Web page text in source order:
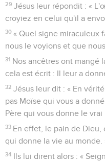
29 Jésus leur répondit : «
croyiez en celui qu'il a
30 « Quel signe miraculeux
nous le voyions et que
31 Nos ancêtres ont mangé
cela est écrit : Il leur a
32 Jésus leur dit : « En
pas Moïse qui vous a
Père qui vous donne le vrai
33 En effet, le pain de
qui donne la vie au monde.
34 Ils lui dirent alors : «